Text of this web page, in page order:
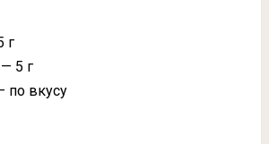
г
5 г
по вкусу